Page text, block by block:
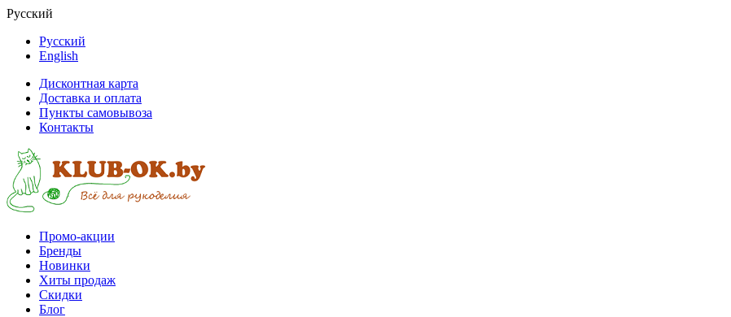
Русский
Русский
English
Дисконтная карта
Доставка и оплата
Пункты самовывоза
Контакты
Промо-акции
Бренды
Новинки
Хиты продаж
Скидки
Блог